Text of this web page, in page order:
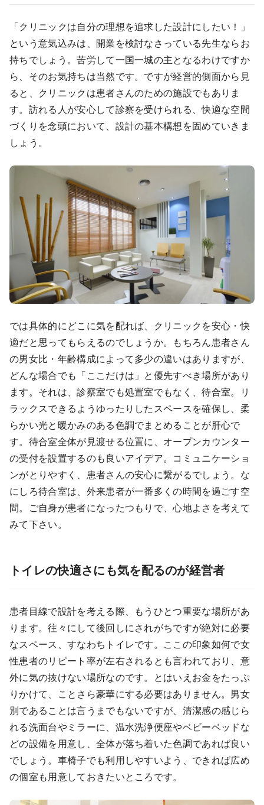
診療圏調査
受付時間 9:00 ～ 18:00（平日）
医師求人
DtoDとは
お問合せ
医院の譲渡・売却をお考えの方
「クリニックは自分の理想を追求した設計にしたい！」
という意気込みは、開業を検討なさっている先生ならお
持ちでしょう。苦労して一国一城の主となるわけですか
ら、そのお気持ちは当然です。ですが経営的側面から見
ると、クリニックは患者さんのための施設でもありま
す。訪れる人が安心して診察を受けられる、快適な空間
づくりを念頭において、設計の基本構想を固めていきま
しょう。
では具体的にどこに気を配れば、クリニックを安心・快
適だと思ってもらえるのでしょうか。もちろん患者さん
の男女比・年齢構成によって多少の違いはありますが、
どんな場合でも「ここだけは」と優先すべき場所があり
ます。それは、診察室でも処置室でもなく、待合室。リ
ラックスできるようゆったりしたスペースを確保し、柔
らかい光と暖かみのある色調でまとめることが肝心で
す。待合室全体が見渡せる位置に、オープンカウンター
の受付を設置するのも良いアイデア。コミュニケーショ
ンがとりやすく、患者さんの安心に繋がるでしょう。な
にしろ待合室は、外来患者が一番多くの時間を過ごす空
間。ご自身が患者になったつもりで、心地よさを考えて
みて下さい。
トイレの快適さにも気を配るのが経営者
患者目線で設計を考える際、もうひとつ重要な場所があ
ります。往々にして後回しにされがちですが絶対に必要
なスペース、すなわちトイレです。ここの印象如何で女
性患者のリピート率が左右されるとも言われており、意
外に気の抜けない場所なのです。とはいえお金をたっぷ
りかけて、ことさら豪華にする必要はありません。男女
別であることは言うまでもないですが、清潔感の感じら
れる洗面台やミラーに、温水洗浄便座やベビーベッドな
どの設備を用意し、全体が落ち着いた色調であれば良い
でしょう。車椅子でも利用しやすいよう、できれば広め
の個室も用意しておきたいところです。